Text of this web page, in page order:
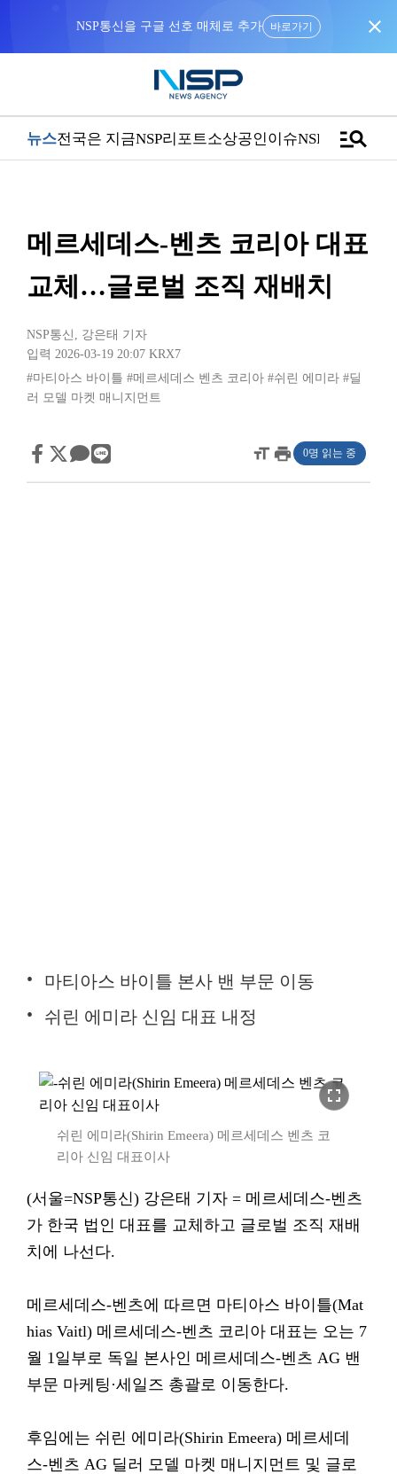
NSP통신을 구글 선호 매체로 추가 바로가기 close
뉴스전국은 지금NSP리포트소상공인이슈NSPTVmanage_search
메르세데스-벤츠 코리아 대표
교체…글로벌 조직 재배치
NSP통신 , 강은태 기자
입력 2026-03-19 20:07 KRX7
#마티아스 바이틀 #메르세데스 벤츠 코리아 #쉬린 에미라 #딜
러 모델 마켓 매니지먼트
format_sizeprint 0명 읽는 중
마티아스 바이틀 본사 밴 부문 이동
쉬린 에미라 신임 대표 내정
fullscreen
쉬린 에미라(Shirin Emeera) 메르세데스 벤츠 코
리아 신임 대표이사
(서울=NSP통신) 강은태 기자 = 메르세데스-벤츠
가 한국 법인 대표를 교체하고 글로벌 조직 재배
치에 나선다.
메르세데스-벤츠에 따르면 마티아스 바이틀(Mat
hias Vaitl) 메르세데스-벤츠 코리아 대표는 오는 7
월 1일부로 독일 본사인 메르세데스-벤츠 AG 밴
부문 마케팅·세일즈 총괄로 이동한다.
후임에는 쉬린 에미라(Shirin Emeera) 메르세데
스-벤츠 AG 딜러 모델 마켓 매니지먼트 및 글로